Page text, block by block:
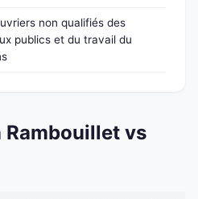
non qualifiés des
publics et du travail du
Rambouillet vs